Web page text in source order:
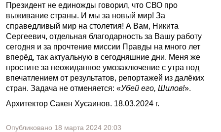
Президент не единожды говорил, что СВО про
выживание страны. И мы за новый мир! За
справедливый мир на столетия! А Вам, Никита
Сергеевич, отдельная благодарность за Вашу работу
сегодня и за прочтение миссии Правды на много лет
вперёд, так актуальную в сегодняшние дни. Меня же
простите за неожиданное умозаключение с утра под
впечатлением от результатов, репортажей из далёких
стран. Задача не отменяется: «Убей его, Шилов!».
Архитектор Сакен Хусаинов. 18.03.2024 г.
Опубликовано 18 марта 2024 20:03